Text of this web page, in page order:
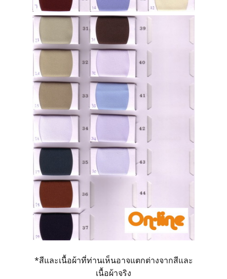
*สีและเนื้อผ้าที่ท่านเห็นอาจแตกต่างจากสีและ
เนื้อผ้าจริง